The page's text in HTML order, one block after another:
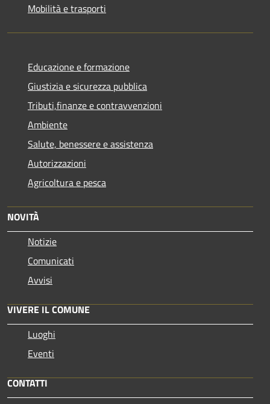
Mobilità e trasporti
Educazione e formazione
Giustizia e sicurezza pubblica
Tributi,finanze e contravvenzioni
Ambiente
Salute, benessere e assistenza
Autorizzazioni
Agricoltura e pesca
NOVITÀ
Notizie
Comunicati
Avvisi
VIVERE IL COMUNE
Luoghi
Eventi
CONTATTI